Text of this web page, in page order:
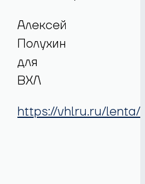
Алексей
Полухин
для
ВХЛ
https://vhlru.ru/